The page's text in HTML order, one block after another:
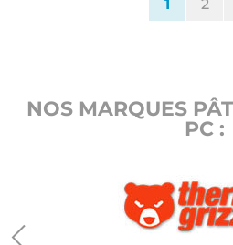
1 2
NOS MARQUES
PC :